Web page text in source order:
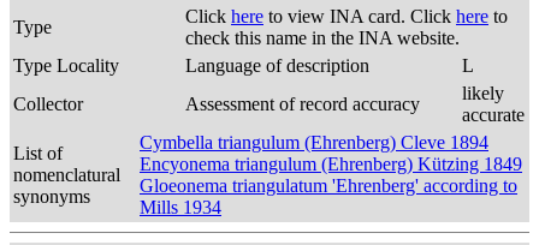
Type
Click here to view INA card. Click here to
check this name in the INA website.
Type Locality
Language of description
L
Collector
Assessment of record accuracy
likely
accurate
List of
nomenclatural
synonyms
Cymbella triangulum (Ehrenberg) Cleve 1894
Encyonema triangulum (Ehrenberg) Kützing 1849
Gloeonema triangulatum 'Ehrenberg' according to
Mills 1934